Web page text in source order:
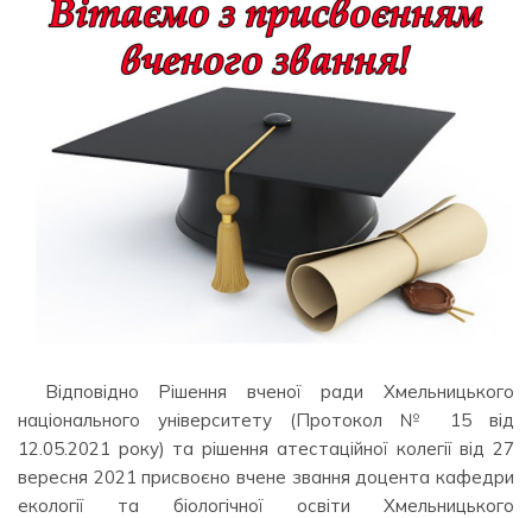
Відповідно Рішення вченої ради Хмельницького
національного університету (Протокол № 15 від
12.05.2021 року) та рішення атестаційної колегії від 27
вересня 2021 присвоєно вчене звання доцента кафедри
екології та біологічної освіти Хмельницького